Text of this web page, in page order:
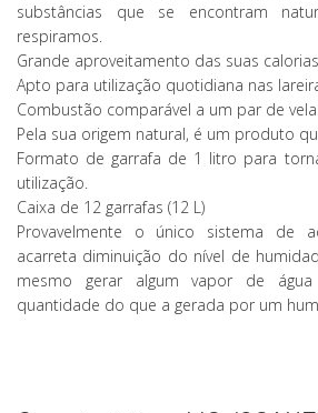
substâncias que se encontram
respiramos.
Grande aproveitamento das suas
Apto para utilização quotidiana nas
Combustão comparável a um par de
Pela sua origem natural, é um produto
Formato de garrafa de 1 litro para
utilização.
Caixa de 12 garrafas (12 L)
Provavelmente o único sistema de
acarreta diminuição do nível de
mesmo gerar algum vapor de
quantidade do que a gerada por um